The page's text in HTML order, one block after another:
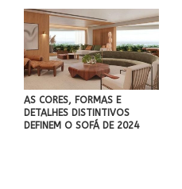
AS CORES, FORMAS E
DETALHES DISTINTIVOS
DEFINEM O SOFÁ DE 2024